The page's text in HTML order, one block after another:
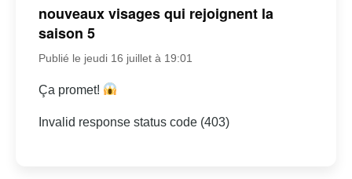
nouveaux visages qui rejoignent la
saison 5
Publié le jeudi 16 juillet à 19:01
Ça promet!
Invalid response status code (403)